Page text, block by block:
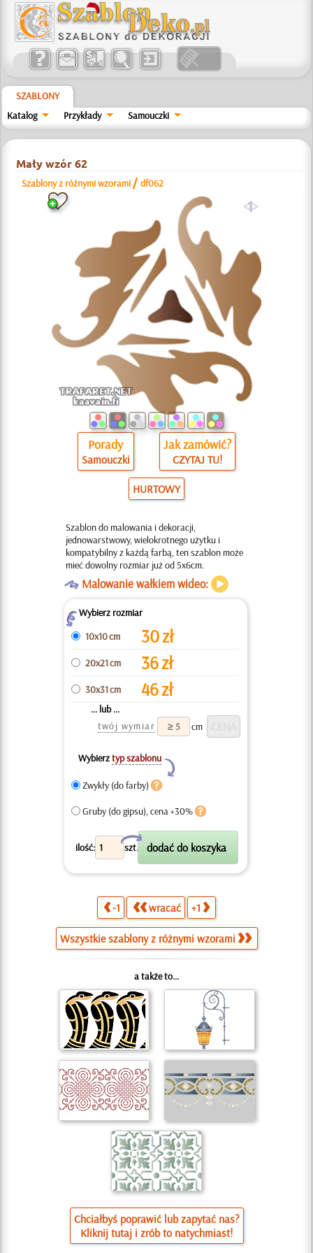
SZABLONY
Katalog
Przykłady Samouczki
Mały wzór 62
Szablony z różnymi wzorami /df062
a
Porady
Samouczki
Jak zamówić?
CZYTAJ TU!
HURTOWY
Szablon do malowania i dekoracji,
jednowarstwowy, wielokrotnego użytku i
kompatybilny z każdą farbą, ten szablon może
mieć dowolny rozmiar już od 5x6cm.
OMalowanie wałkiem wideo:
ZWybierz rozmiar
10x10 cm
30zł
20x21 cm 36zł
30x31 cm 46zł
... lub ...
twój wymiar
cm
Wybierztyp szablonu
Y
Zwykły (do farby)
Gruby (do gipsu), cena +30%
ilość: szt.
X
-1 wracać +1
Wszystkie szablony z różnymi wzorami
a także to...
Chciałbyś poprawić lub zapytać nas?
Kliknij tutaj i zrób to natychmiast!